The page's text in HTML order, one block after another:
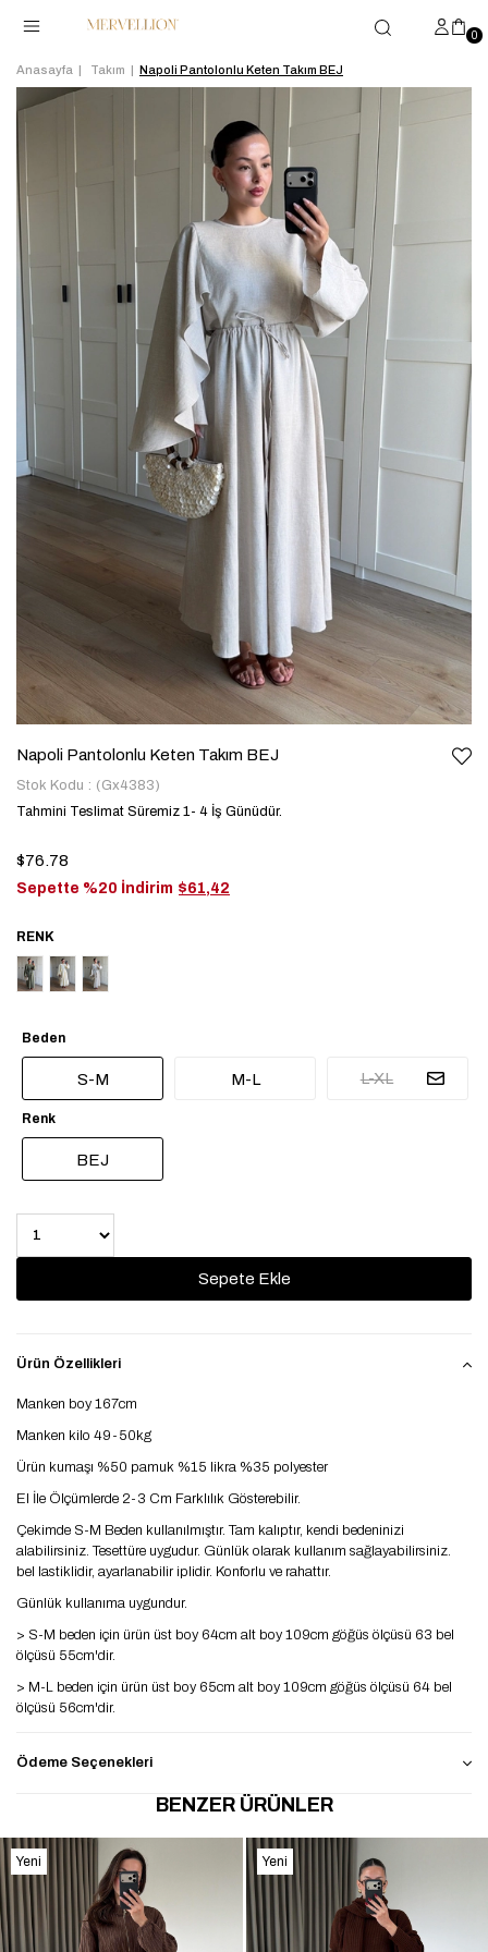
0
Anasayfa Takım Napoli Pantolonlu Keten Takım BEJ
Napoli Pantolonlu Keten Takım BEJ
Stok Kodu
(Gx4383)
Tahmini Teslimat Süremiz 1- 4 İş Günüdür.
$76.78
Sepette %20 İndirim $61,42
Beden
S-M M-L L-XL
Renk
BEJ
Ürün Özellikleri
Manken boy 167cm
Manken kilo 49-50kg
Ürün kumaşı %50 pamuk %15 likra %35 polyester
El İle Ölçümlerde 2-3 Cm Farklılık Gösterebilir.
Çekimde S-M Beden kullanılmıştır. Tam kalıptır, kendi bedeninizi
alabilirsiniz. Tesettüre uygudur. Günlük olarak kullanım sağlayabilirsiniz.
bel lastiklidir, ayarlanabilir iplidir. Konforlu ve rahattır.
Günlük kullanıma uygundur.
> S-M beden için ürün üst boy 64cm alt boy 109cm göğüs ölçüsü 63 bel
ölçüsü 55cm'dir.
> M-L beden için ürün üst boy 65cm alt boy 109cm göğüs ölçüsü 64 bel
ölçüsü 56cm'dir.
ölçüsü 57cm'dir.
Ödeme Seçenekleri
BENZER ÜRÜNLER
Yeni
Ürün
Yeni
Ürün